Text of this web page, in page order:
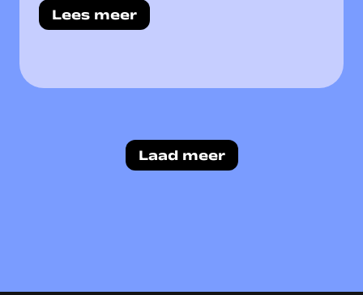
Lees meer
Laad meer